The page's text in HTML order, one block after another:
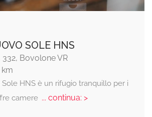
SOLE HNS
Bovolone VR
km
HNS è un rifugio tranquillo per i
camere... continua: >